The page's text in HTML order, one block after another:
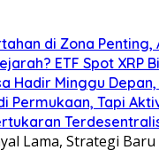
di Zona
ETF Spot XRP
Hadir Minggu
Permukaan, Tapi
Lama, Strategi Baru